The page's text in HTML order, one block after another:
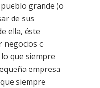
grande (o
de sus
ella, éste
negocios o
que siempre
empresa
siempre